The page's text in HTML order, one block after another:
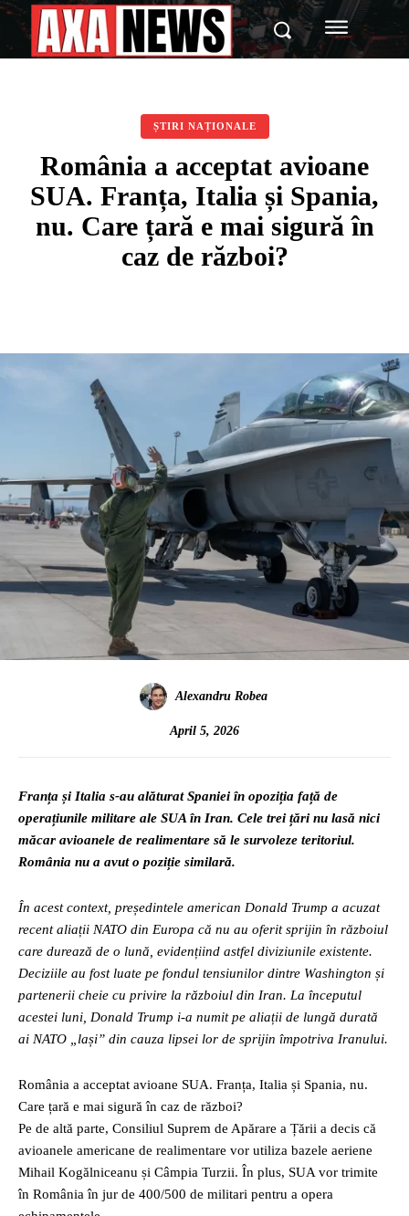
ȘTIRI NAȚIONALE
România a acceptat avioane
SUA. Franța, Italia și Spania,
nu. Care țară e mai sigură în
caz de război?
Alexandru Robea
April 5, 2026
Franța și Italia s-au alăturat Spaniei în opoziția față de
operațiunile militare ale SUA în Iran. Cele trei țări nu lasă nici
măcar avioanele de realimentare să le survoleze teritoriul.
România nu a avut o poziție similară.
În acest context, președintele american Donald Trump a acuzat
recent aliații NATO din Europa că nu au oferit sprijin în războiul
care durează de o lună, evidențiind astfel diviziunile existente.
Deciziile au fost luate pe fondul tensiunilor dintre Washington și
partenerii cheie cu privire la războiul din Iran. La începutul
acestei luni, Donald Trump i-a numit pe aliații de lungă durată
ai NATO „lași” din cauza lipsei lor de sprijin împotriva Iranului.
România a acceptat avioane SUA. Franța, Italia și Spania, nu.
Care țară e mai sigură în caz de război?
Pe de altă parte, Consiliul Suprem de Apărare a Țării a decis că
avioanele americane de realimentare vor utiliza bazele aeriene
Mihail Kogălniceanu și Câmpia Turzii. În plus, SUA vor trimite
în România în jur de 400/500 de militari pentru a opera